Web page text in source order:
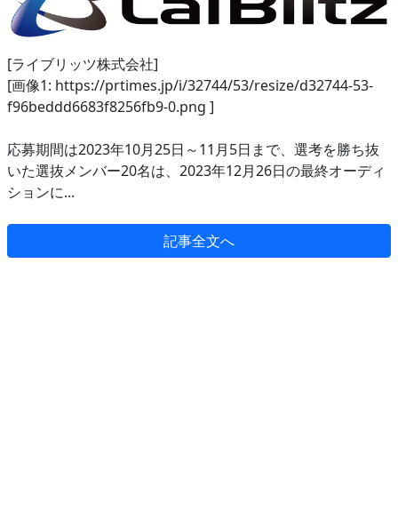
[ライブリッツ株式会社]
[画像1: https://prtimes.jp/i/32744/53/resize/d32744-53-
f96beddd6683f8256fb9-0.png ]
応募期間は2023年10月25日～11月5日まで、選考を勝ち抜
いた選抜メンバー20名は、2023年12月26日の最終オーディ
ションに...
記事全文へ